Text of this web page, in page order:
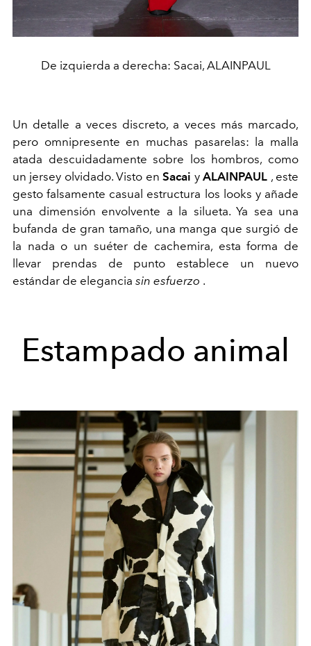
De izquierda a derecha: Sacai, ALAINPAUL
Un detalle a veces discreto, a veces más marcado,
pero omnipresente en muchas pasarelas: la malla
atada descuidadamente sobre los hombros, como
un jersey olvidado. Visto enSacai yALAINPAUL , este
gesto falsamente casual estructura los looks y añade
una dimensión envolvente a la silueta. Ya sea una
bufanda de gran tamaño, una manga que surgió de
la nada o un suéter de cachemira, esta forma de
llevar prendas de punto establece un nuevo
estándar de elegancia sin esfuerzo .
Estampado animal